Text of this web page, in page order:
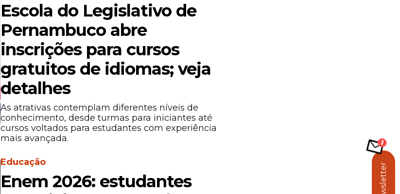
Escola do Legislativo de
Pernambuco abre
inscrições para cursos
gratuitos de idiomas; veja
detalhes
As atrativas contemplam diferentes níveis de
conhecimento, desde turmas para iniciantes até
cursos voltados para estudantes com experiência
mais avançada.
Educação
Enem 2026: estudantes
Newsletter